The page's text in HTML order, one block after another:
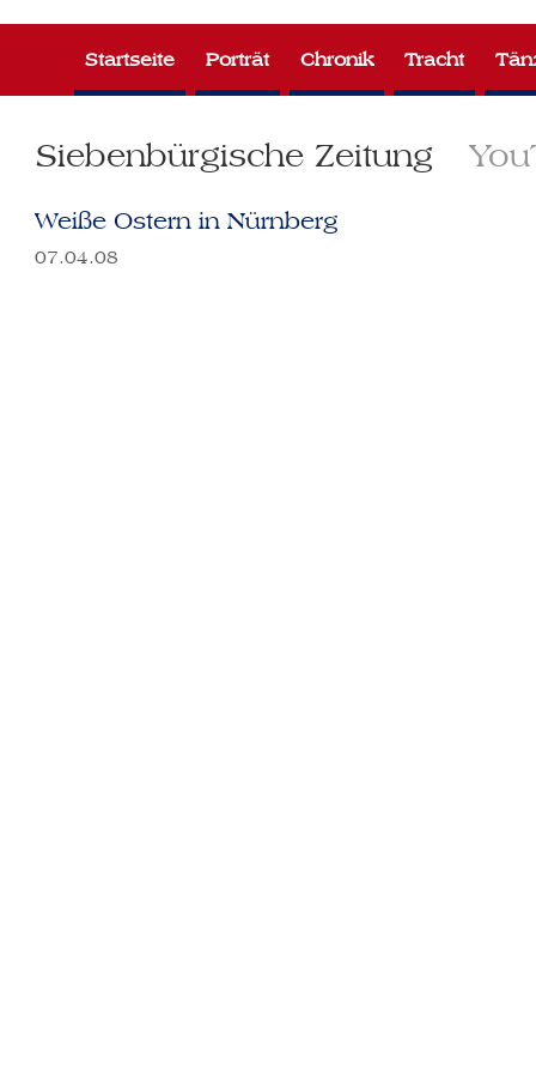
Siebenbürgische Zeitung
Startseite Porträt Chronik Tracht
Weiße Ostern in Nürnberg
07.04.08